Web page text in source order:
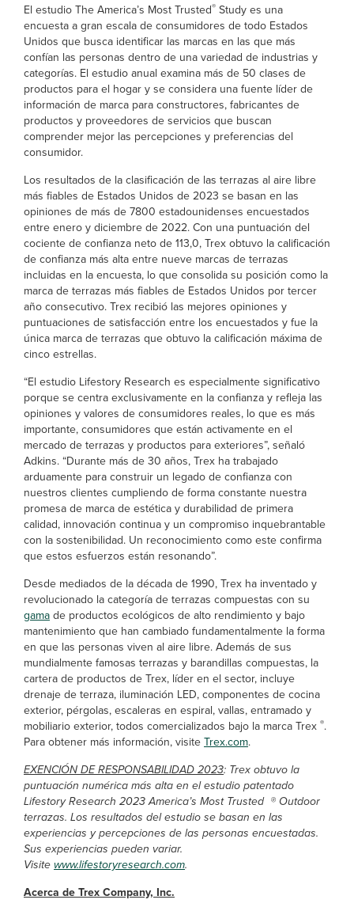
El estudio The America’s Most Trusted® Study es una
encuesta a gran escala de consumidores de todo Estados
Unidos que busca identificar las marcas en las que más
confían las personas dentro de una variedad de industrias y
categorías. El estudio anual examina más de 50 clases de
productos para el hogar y se considera una fuente líder de
información de marca para constructores, fabricantes de
productos y proveedores de servicios que buscan
comprender mejor las percepciones y preferencias del
consumidor.
Los resultados de la clasificación de las terrazas al aire libre
más fiables de Estados Unidos de 2023 se basan en las
opiniones de más de 7800 estadounidenses encuestados
entre enero y diciembre de 2022. Con una puntuación del
cociente de confianza neto de 113,0, Trex obtuvo la calificación
de confianza más alta entre nueve marcas de terrazas
incluidas en la encuesta, lo que consolida su posición como la
marca de terrazas más fiables de Estados Unidos por tercer
año consecutivo. Trex recibió las mejores opiniones y
puntuaciones de satisfacción entre los encuestados y fue la
única marca de terrazas que obtuvo la calificación máxima de
cinco estrellas.
“El estudio Lifestory Research es especialmente significativo
porque se centra exclusivamente en la confianza y refleja las
opiniones y valores de consumidores reales, lo que es más
importante, consumidores que están activamente en el
mercado de terrazas y productos para exteriores”, señaló
Adkins. “Durante más de 30 años, Trex ha trabajado
arduamente para construir un legado de confianza con
nuestros clientes cumpliendo de forma constante nuestra
promesa de marca de estética y durabilidad de primera
calidad, innovación continua y un compromiso inquebrantable
con la sostenibilidad. Un reconocimiento como este confirma
que estos esfuerzos están resonando”.
Desde mediados de la década de 1990, Trex ha inventado y
revolucionado la categoría de terrazas compuestas con su
gamade productos ecológicos de alto rendimiento y bajo
mantenimiento que han cambiado fundamentalmente la forma
en que las personas viven al aire libre. Además de sus
mundialmente famosas terrazas y barandillas compuestas, la
cartera de productos de Trex, líder en el sector, incluye
drenaje de terraza, iluminación LED, componentes de cocina
exterior, pérgolas, escaleras en espiral, vallas, entramado y
mobiliario exterior, todos comercializados bajo la marca Trex ®.
Para obtener más información, visiteTrex.com.
EXENCIÓN DE RESPONSABILIDAD 2023: Trex obtuvo la
puntuación numérica más alta en el estudio patentado
Lifestory Research 2023 America’s Most Trusted ® Outdoor
terrazas. Los resultados del estudio se basan en las
experiencias y percepciones de las personas encuestadas.
Sus experiencias pueden variar.
Visitewww.lifestoryresearch.com.
Acerca de Trex Company, Inc.